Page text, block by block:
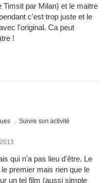
Timsit par Milan) et le maitre
c'est trop juste et le
l'original. Ca peut
!
Suivre son activité
qui n'a pas lieu d'être. Le
premier mais rien que le
un tel film (aussi simple